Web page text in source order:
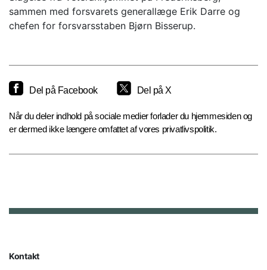
sammen med forsvarets generallæge Erik Darre og
chefen for forsvarsstaben Bjørn Bisserup.
Del på Facebook Del på X
Når du deler indhold på sociale medier forlader du hjemmesiden og
er dermed ikke længere omfattet af vores privatlivspolitik.
Kontakt